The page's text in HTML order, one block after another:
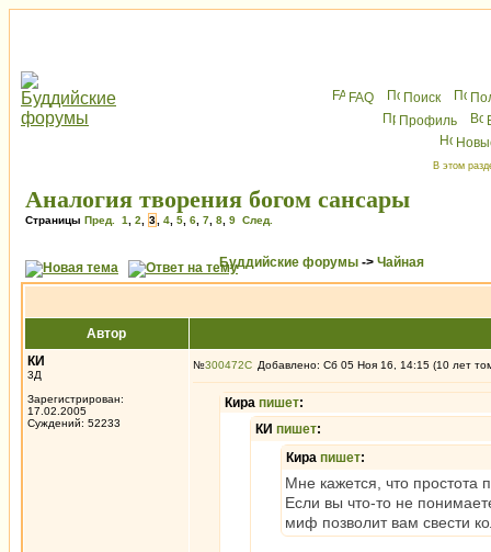
FAQ Поиск
Профиль
В этом
Аналогия творения богом сансары
Страницы Пред. 1 2 3 4 5 6 7 8 9 След.
Буддийские форумы -> Чайная
Автор
КИ
3Д
Зарегистрирован:
17.02.2005
Суждений: 52233
№300472 Добавлено: Сб 05 Ноя 16, 14:15 (10 лет
Кира пишет:
КИ пишет:
Кира пишет:
Мне кажется, что простота
Если вы что-то не
миф позволит вам свести